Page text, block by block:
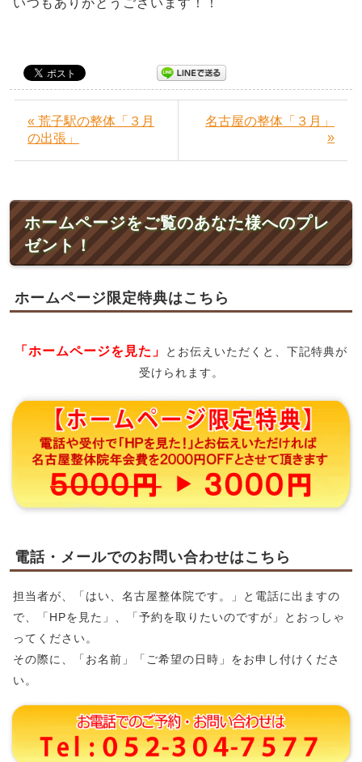
いつもありがとうございます！！
« 荒子駅の整体「３月
の出張」
名古屋の整体「３月」
»
ホームページをご覧のあなた様へのプレ
ゼント！
ホームページ限定特典はこちら
「ホームページを見た」
とお伝えいただくと、下記特典が
受けられます。
電話・メールでのお問い合わせはこちら
担当者が、「はい、名古屋整体院です。」と電話に出ますの
で、「HPを見た」、「予約を取りたいのですが」とおっしゃ
ってください。
その際に、「お名前」「ご希望の日時」をお申し付けくださ
い。